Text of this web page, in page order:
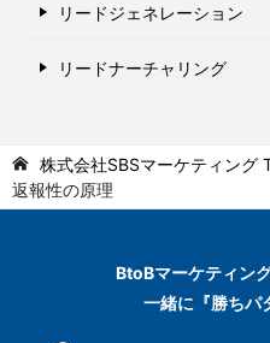
リードジェネレーション
リードナーチャリング
株式会社SBSマーケティング
返報性の原理
BtoBマーケティン
一緒に『勝ちパ